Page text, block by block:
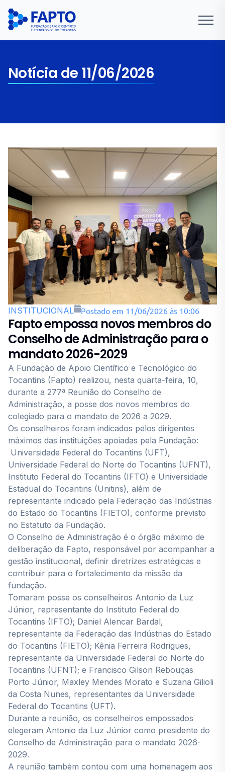
Notícia de 11/06/2026
INSTITUCIONAL Postado em 11/06/2026 às 10:06
Fapto empossa novos membros do
Conselho de Administração para o
mandato 2026-2029
A Fundação de Apoio Científico e Tecnológico do
Tocantins (Fapto) realizou, nesta quarta-feira, 10,
durante a 277ª Reunião do Conselho de
Administração, a posse dos novos membros do
colegiado para o mandato de 2026 a 2029.
Os conselheiros foram indicados pelos dirigentes
máximos das instituições apoiadas pela Fundação:
Universidade Federal do Tocantins (UFT),
Universidade Federal do Norte do Tocantins (UFNT),
Instituto Federal do Tocantins (IFTO) e Universidade
Estadual do Tocantins (Unitins), além de
representante indicado pela Federação das Indústrias
do Estado do Tocantins (FIETO), conforme previsto
no Estatuto da Fundação.
O Conselho de Administração é o órgão máximo de
deliberação da Fapto, responsável por acompanhar a
gestão institucional, definir diretrizes estratégicas e
contribuir para o fortalecimento da missão da
fundação.
Tomaram posse os conselheiros Antonio da Luz
Júnior, representante do Instituto Federal do
Tocantins (IFTO); Daniel Alencar Bardal,
representante da Federação das Indústrias do Estado
do Tocantins (FIETO); Kênia Ferreira Rodrigues,
representante da Universidade Federal do Norte do
Tocantins (UFNT); e Francisco Gilson Rebouças
Porto Júnior, Maxley Mendes Morato e Suzana Gilioli
da Costa Nunes, representantes da Universidade
Federal do Tocantins (UFT).
Durante a reunião, os conselheiros empossados
elegeram Antonio da Luz Júnior como presidente do
Conselho de Administração para o mandato 2026-
2029.
A reunião também contou com uma homenagem aos